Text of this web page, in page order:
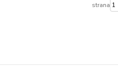
strana